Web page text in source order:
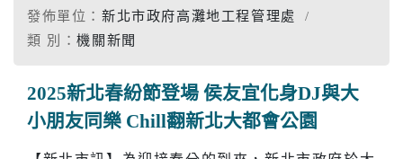
發佈單位： 新北市政府高灘地工程管理處
類 別：機關新聞
2025新北春紛節登場 侯友宜化身DJ與大
小朋友同樂 Chill翻新北大都會公園